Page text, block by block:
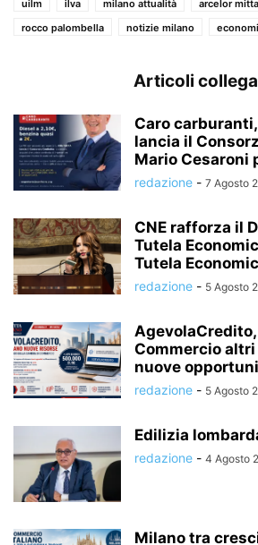
uilm
ilva milano attualità arcelor
rocco palombella
notizie milano
Articoli
Caro carburanti,
lancia il
Mario Cesaroni
redazione - 7 Agosto
CNE rafforza il
Tutela
Tutela
redazione - 5 Agosto
Commercio
nuove
redazione - 5 Agosto
Edilizia
redazione - 4 Agosto
Milano tra